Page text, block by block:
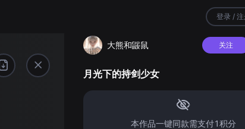
登录 /
大熊和鼹鼠 关注
月光下的持剑少女
本作品一键同款需支付1积分